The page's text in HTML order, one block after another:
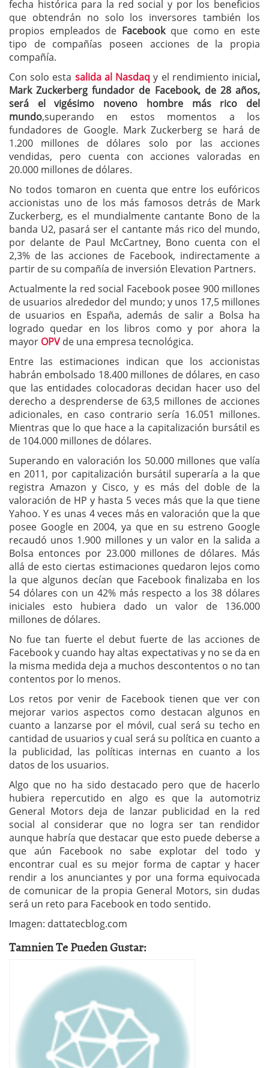
fecha histórica para la red social y por los beneficios
que obtendrán no solo los inversores también los
propios empleados de Facebookque como en este
tipo de compañías poseen acciones de la propia
compañía.
Con solo esta salida al Nasdaq y el rendimiento inicial,
Mark Zuckerberg fundador de Facebook, de 28 años,
será el vigésimo noveno hombre más rico del
mundo,superando en estos momentos a los
fundadores de Google. Mark Zuckerberg se hará de
1.200 millones de dólares solo por las acciones
vendidas, pero cuenta con acciones valoradas en
20.000 millones de dólares.
No todos tomaron en cuenta que entre los eufóricos
accionistas uno de los más famosos detrás de Mark
Zuckerberg, es el mundialmente cantante Bono de la
banda U2, pasará ser el cantante más rico del mundo,
por delante de Paul McCartney, Bono cuenta con el
2,3% de las acciones de Facebook, indirectamente a
partir de su compañía de inversión Elevation Partners.
Actualmente la red social Facebook posee 900 millones
de usuarios alrededor del mundo; y unos 17,5 millones
de usuarios en España, además de salir a Bolsa ha
logrado quedar en los libros como y por ahora la
mayor OPV de una empresa tecnológica.
Entre las estimaciones indican que los accionistas
habrán embolsado 18.400 millones de dólares, en caso
que las entidades colocadoras decidan hacer uso del
derecho a desprenderse de 63,5 millones de acciones
adicionales, en caso contrario sería 16.051 millones.
Mientras que lo que hace a la capitalización bursátil es
de 104.000 millones de dólares.
Superando en valoración los 50.000 millones que valía
en 2011, por capitalización bursátil superaría a la que
registra Amazon y Cisco, y es más del doble de la
valoración de HP y hasta 5 veces más que la que tiene
Yahoo. Y es unas 4 veces más en valoración que la que
posee Google en 2004, ya que en su estreno Google
recaudó unos 1.900 millones y un valor en la salida a
Bolsa entonces por 23.000 millones de dólares. Más
allá de esto ciertas estimaciones quedaron lejos como
la que algunos decían que Facebook finalizaba en los
54 dólares con un 42% más respecto a los 38 dólares
iniciales esto hubiera dado un valor de 136.000
millones de dólares.
No fue tan fuerte el debut fuerte de las acciones de
Facebook y cuando hay altas expectativas y no se da en
la misma medida deja a muchos descontentos o no tan
contentos por lo menos.
Los retos por venir de Facebook tienen que ver con
mejorar varios aspectos como destacan algunos en
cuanto a lanzarse por el móvil, cual será su techo en
cantidad de usuarios y cual será su política en cuanto a
la publicidad, las políticas internas en cuanto a los
datos de los usuarios.
Algo que no ha sido destacado pero que de hacerlo
hubiera repercutido en algo es que la automotriz
General Motors deja de lanzar publicidad en la red
social al considerar que no logra ser tan rendidor
aunque habría que destacar que esto puede deberse a
que aún Facebook no sabe explotar del todo y
encontrar cual es su mejor forma de captar y hacer
rendir a los anunciantes y por una forma equivocada
de comunicar de la propia General Motors, sin dudas
será un reto para Facebook en todo sentido.
Imagen: dattatecblog.com
Tamnien Te Pueden Gustar: